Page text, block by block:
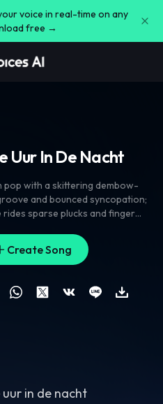
voice in real-time on any
free →
Uur In De Nacht
pop with a skittering dembow-
and bounced syncopation;
rides sparse plucks and finger
a filtered synth swell
into a chanty topline with
doubles and playful ad-libs.
stop flicks
reversed vocal
and tiny bell hits between
Create Song
uur in de nacht